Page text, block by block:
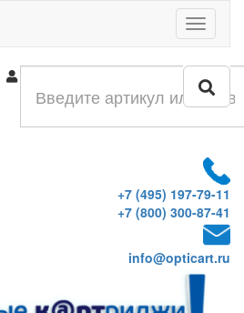
Меню
+7 (495) 197-79-11
+7 (800) 300-87-41
info@opticart.ru